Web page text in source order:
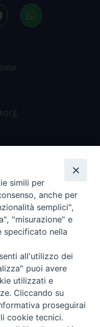
96600690588- Tutti i
Credits
simili per
anche per
semplici",
"misurazione" e
specificato nella
all'utilizzo dei
puoi avere
utilizzati e
Cliccando su
proseguirai
cookie tecnici.